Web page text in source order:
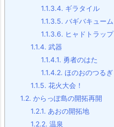
1.1.3.4. ギラタイル
1.1.3.5. バギバキューム
1.1.3.6. ヒャドトラップ
1.1.4. 武器
1.1.4.1. 勇者のはた
1.1.4.2. ほのおのつるぎ
1.1.5. 花火大会！
1.2. からっぽ島の開拓再開
1.2.1. あおの開拓地
1.2.2. 温泉